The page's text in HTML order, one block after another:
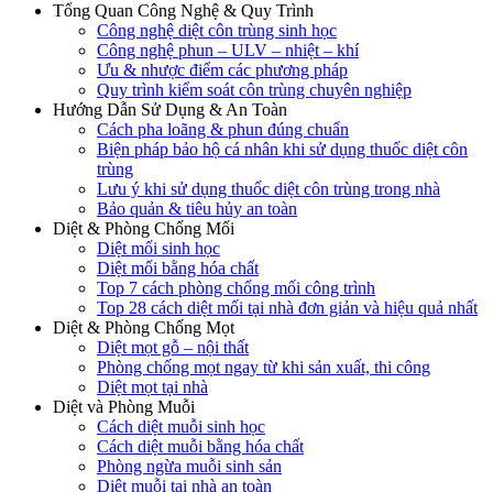
Tổng Quan Công Nghệ & Quy Trình
Công nghệ diệt côn trùng sinh học
Công nghệ phun – ULV – nhiệt – khí
Ưu & nhược điểm các phương pháp
Quy trình kiểm soát côn trùng chuyên nghiệp
Hướng Dẫn Sử Dụng & An Toàn
Cách pha loãng & phun đúng chuẩn
Biện pháp bảo hộ cá nhân khi sử dụng thuốc diệt côn
trùng
Lưu ý khi sử dụng thuốc diệt côn trùng trong nhà
Bảo quản & tiêu hủy an toàn
Diệt & Phòng Chống Mối
Diệt mối sinh học
Diệt mối bằng hóa chất
Top 7 cách phòng chống mối công trình
Top 28 cách diệt mối tại nhà đơn giản và hiệu quả nhất
Diệt & Phòng Chống Mọt
Diệt mọt gỗ – nội thất
Phòng chống mọt ngay từ khi sản xuất, thi công
Diệt mọt tại nhà
Diệt và Phòng Muỗi
Cách diệt muỗi sinh học
Cách diệt muỗi bằng hóa chất
Phòng ngừa muỗi sinh sản
Diệt muỗi tại nhà an toàn